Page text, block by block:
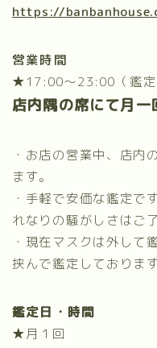
https://
営業時間
★17:00～23:00（鑑定
店内隅の席にて月一
・お店の営業中、店内
ます。
・手軽で安価な鑑定で
れなりの騒がしさはご
・現在マスクは外して
挟んで鑑定しております
鑑定日・時間
★月１回